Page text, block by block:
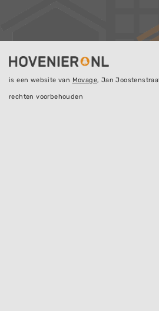
is een website van Movage, Jan
rechten voorbehouden